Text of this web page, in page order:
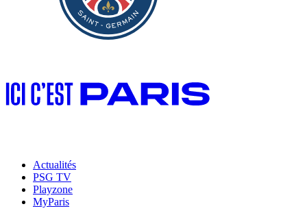
Actualités
PSG TV
Playzone
MyParis